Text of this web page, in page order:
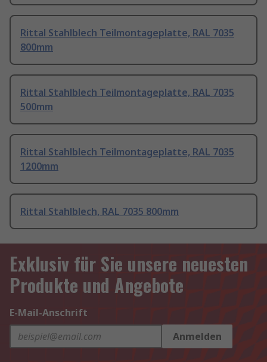
Rittal Stahlblech Teilmontageplatte, RAL 7035
800mm
Rittal Stahlblech Teilmontageplatte, RAL 7035
500mm
Rittal Stahlblech Teilmontageplatte, RAL 7035
1200mm
Rittal Stahlblech, RAL 7035 800mm
Exklusiv für Sie unsere neuesten
Produkte und Angebote
E-Mail-Anschrift
Anmelden